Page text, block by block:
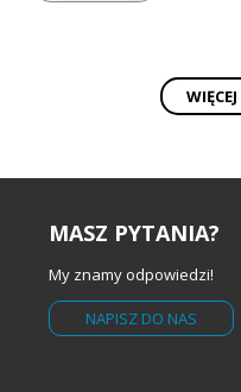
MASZ PYTANIA?
My znamy odpowiedzi!
NAPISZ DO NAS